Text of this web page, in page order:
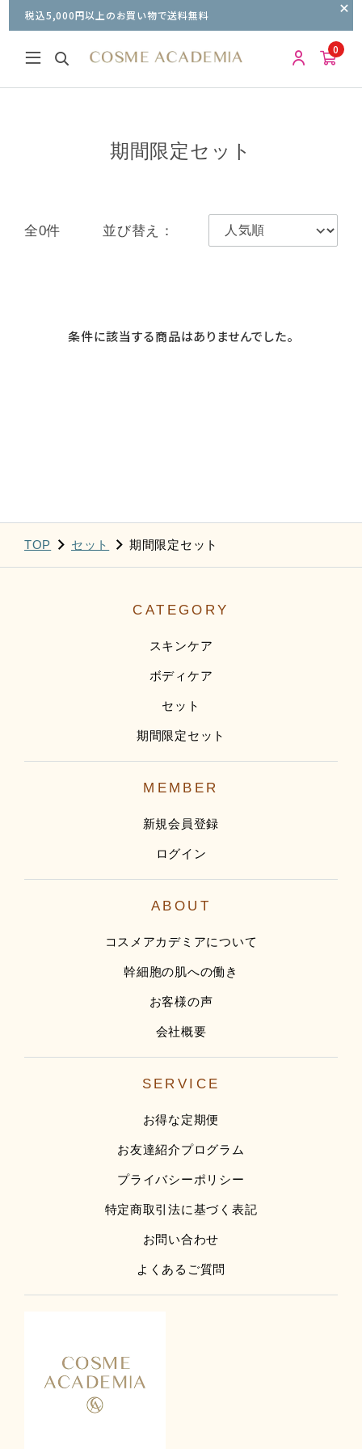
税込5,000円以上のお買い物で送料無料
0
期間限定セット
全0件 並び替え：
条件に該当する商品はありませんでした。
TOP セット 期間限定セット
CATEGORY
スキンケア
ボディケア
セット
期間限定セット
MEMBER
新規会員登録
ログイン
ABOUT
コスメアカデミアについて
幹細胞の肌への働き
お客様の声
会社概要
SERVICE
お得な定期便
お友達紹介プログラム
プライバシーポリシー
特定商取引法に基づく表記
お問い合わせ
よくあるご質問